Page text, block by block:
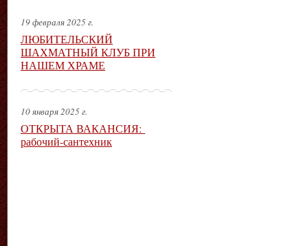
19 февраля 2025 г.
ЛЮБИТЕЛЬСКИЙ
ШАХМАТНЫЙ КЛУБ ПРИ
НАШЕМ ХРАМЕ
10 января 2025 г.
ОТКРЫТА ВАКАНСИЯ:
рабочий-сантехник